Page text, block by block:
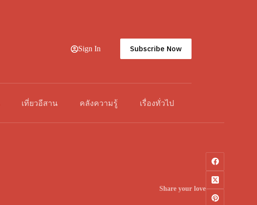
Sign In Subscribe Now
เที่ยวอีสาน คลังความรู้ เรื่องทั่วไป
Share your love